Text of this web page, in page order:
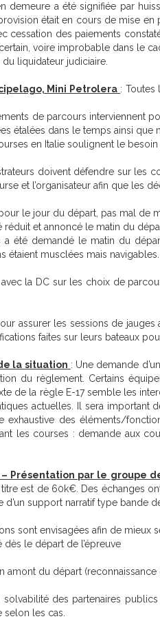
demeure a été signifiée par
était en cours de mise
cessation des paiements
voire improbable dans le
du liquidateur judiciaire.
Mini Petrolera :
de parcours interviennent
étalées dans le temps ainsi
en Italie soulignent le
doivent défendre sur les
et l’organisateur afin que les
le jour du départ, pas mal de
réduit et annoncé le matin du
a été demandé le matin du
étaient musclées mais navigables.
la DC sur les choix de
assurer les sessions de
faites sur leurs bateaux
la situation : Une demande
du règlement. Certains
de la règle E-17 semble les
actuelles. Il sera important
exhaustive des éléments/
les courses : demande aux
Présentation par le groupe
est de 60k€. Des échanges
d’un support narratif type bande
sont envisagées afin de mieux
le départ de l’épreuve
du départ (reconnaissance
des partenaires
selon les cas.